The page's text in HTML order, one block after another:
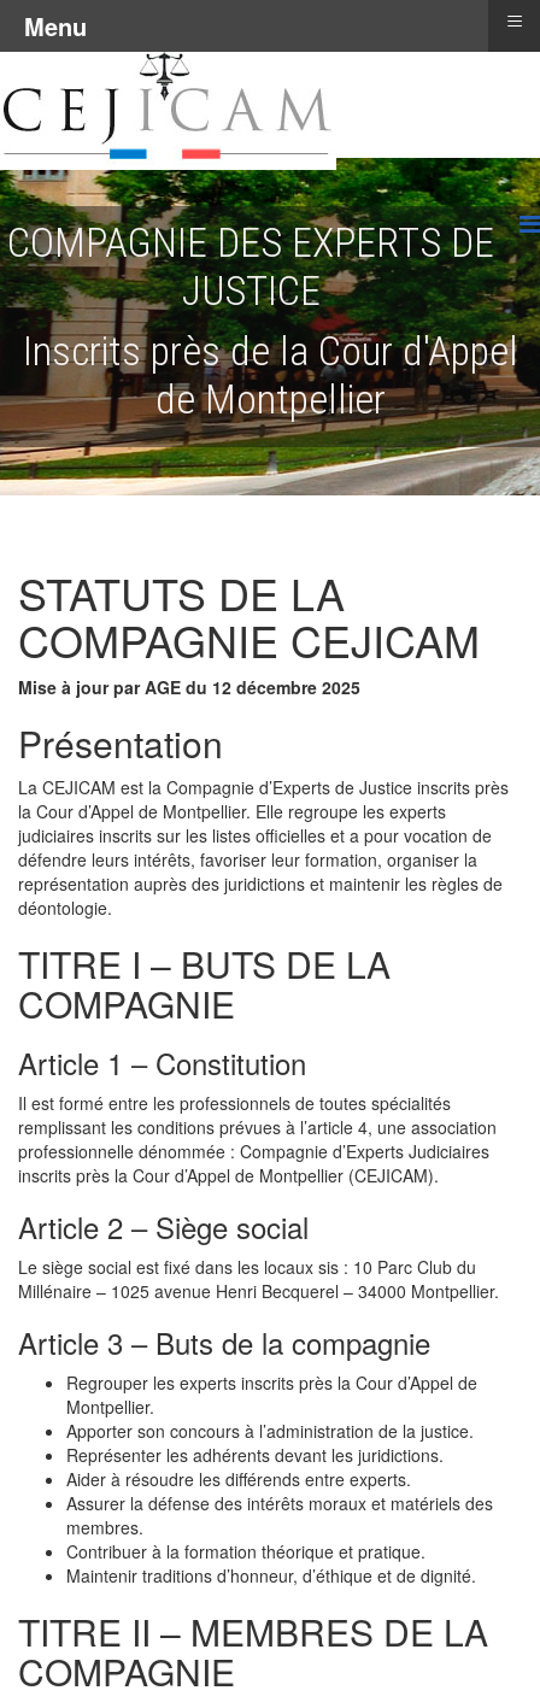
COMPAGNIE DES EXPERTS DE
JUSTICE
Inscrits près de la Cour d'Appel
de Montpellier
STATUTS DE LA
COMPAGNIE CEJICAM
Mise à jour par AGE du 12 décembre 2025
Présentation
La CEJICAM est la Compagnie d’Experts de Justice inscrits près
la Cour d’Appel de Montpellier. Elle regroupe les experts
judiciaires inscrits sur les listes officielles et a pour vocation de
défendre leurs intérêts, favoriser leur formation, organiser la
représentation auprès des juridictions et maintenir les règles de
déontologie.
TITRE I – BUTS DE LA
COMPAGNIE
Article 1 – Constitution
Il est formé entre les professionnels de toutes spécialités
remplissant les conditions prévues à l’article 4, une association
professionnelle dénommée : Compagnie d’Experts Judiciaires
inscrits près la Cour d’Appel de Montpellier (CEJICAM).
Article 2 – Siège social
Le siège social est fixé dans les locaux sis : 10 Parc Club du
Millénaire – 1025 avenue Henri Becquerel – 34000 Montpellier.
Article 3 – Buts de la compagnie
Regrouper les experts inscrits près la Cour d’Appel de
Montpellier.
Apporter son concours à l’administration de la justice.
Représenter les adhérents devant les juridictions.
Aider à résoudre les différends entre experts.
Assurer la défense des intérêts moraux et matériels des
membres.
Contribuer à la formation théorique et pratique.
Maintenir traditions d’honneur, d’éthique et de dignité.
TITRE II – MEMBRES DE LA
COMPAGNIE
Menu ≡